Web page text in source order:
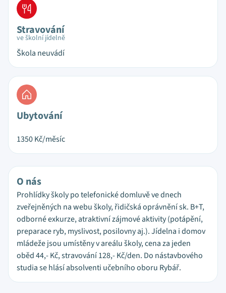
Stravování
ve školní jídelně
Škola neuvádí
Ubytování
1350Kč/měsíc
O nás
Prohlídky školy po telefonické domluvě ve dnech
zveřejněných na webu školy, řidičská oprávnění sk. B+T,
odborné exkurze, atraktivní zájmové aktivity (potápění,
preparace ryb, myslivost, posilovny aj.). Jídelna i domov
mládeže jsou umístěny v areálu školy, cena za jeden
oběd 44,- Kč, stravování 128,- Kč/den. Do nástavbového
studia se hlásí absolventi učebního oboru Rybář.